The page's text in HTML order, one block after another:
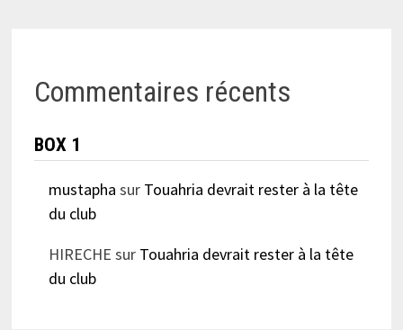
Commentaires récents
BOX 1
mustapha sur Touahria devrait rester à la tête
du club
HIRECHE sur Touahria devrait rester à la tête
du club